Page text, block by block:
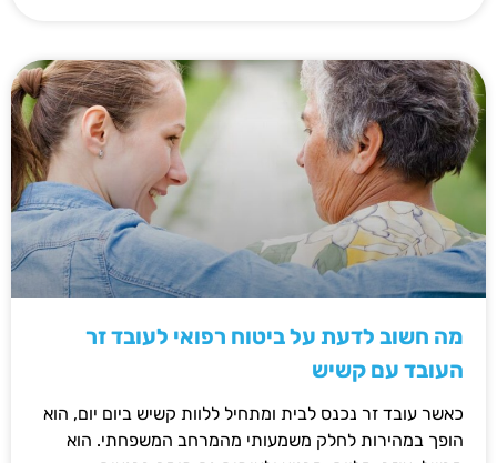
מה חשוב לדעת על ביטוח רפואי לעובד זר
העובד עם קשיש
כאשר עובד זר נכנס לבית ומתחיל ללוות קשיש ביום יום, הוא
הופך במהירות לחלק משמעותי מהמרחב המשפחתי. הוא